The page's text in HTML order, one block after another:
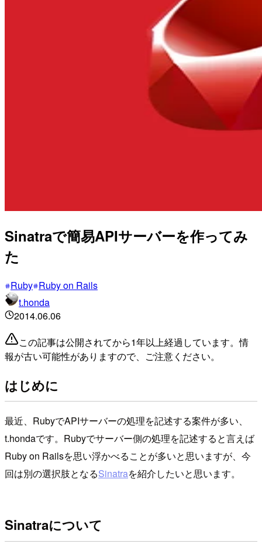
Sinatraで簡易APIサーバーを作ってみ
た
Ruby Ruby on Rails
t.honda
2014.06.06
この記事は公開されてから1年以上経過しています。情
報が古い可能性がありますので、ご注意ください。
はじめに
最近、RubyでAPIサーバーの処理を記述する案件が多い、
t.hondaです。Rubyでサーバー側の処理を記述すると言えば
Ruby on Railsを思い浮かべることが多いと思いますが、今
回は別の選択肢となるSinatraを紹介したいと思います。
Sinatraについて